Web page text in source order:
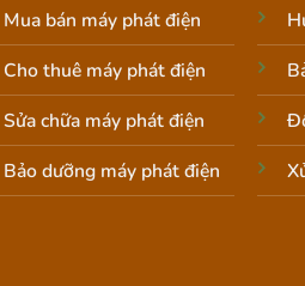
Mua bán máy phát điện
Cho thuê máy phát điện
Sửa chữa máy phát điện
Bảo dưỡng máy phát điện